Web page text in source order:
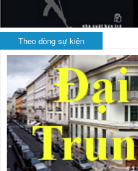
Theo dòng sự kiện